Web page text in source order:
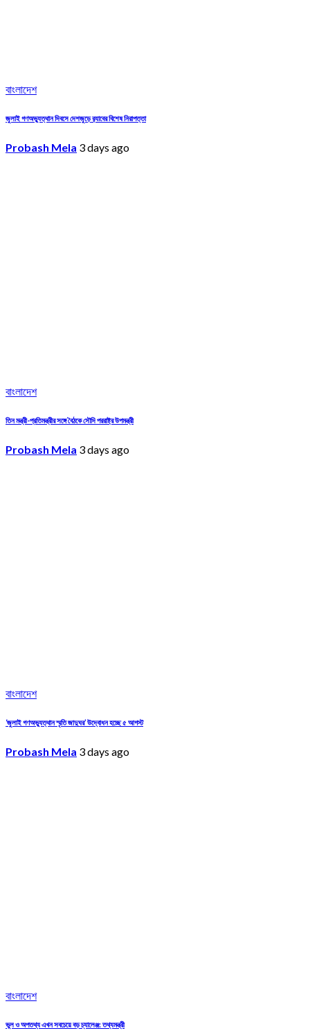
বাংলাদেশ
জুলাই গণঅভ্যুত্থান দিবসে দেশজুড়ে র‌্যাবের বিশেষ নিরাপত্তা
Probash Mela 3 days ago
বাংলাদেশ
তিন মন্ত্রী-প্রতিমন্ত্রীর সঙ্গে বৈঠকে সৌদি পররাষ্ট্র উপমন্ত্রী
Probash Mela 3 days ago
বাংলাদেশ
‘জুলাই গণঅভ্যুত্থান স্মৃতি জাদুঘর’ উদ্বোধন হচ্ছে ৫ আগস্ট
Probash Mela 3 days ago
বাংলাদেশ
ভুল ও অপতথ্য এখন সবচেয়ে বড় চ্যালেঞ্জ: তথ্যমন্ত্রী